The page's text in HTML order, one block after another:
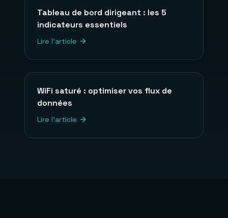
Tableau de bord dirigeant : les 5
indicateurs essentiels
Lire l'article
WiFi saturé : optimiser vos flux de
données
Lire l'article